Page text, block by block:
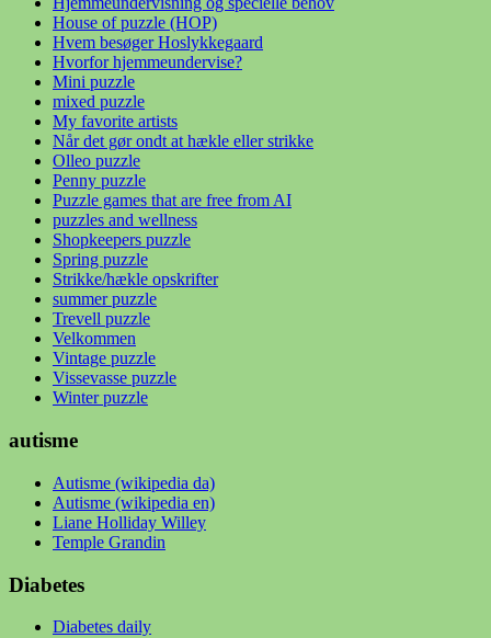
House of puzzle (HOP)
Hvem besøger Hoslykkegaard
Hvorfor hjemmeundervise?
Mini puzzle
mixed puzzle
My favorite artists
Når det gør ondt at hækle eller strikke
Olleo puzzle
Penny puzzle
Puzzle games that are free from AI
puzzles and wellness
Shopkeepers puzzle
Spring puzzle
Strikke/hækle opskrifter
summer puzzle
Trevell puzzle
Velkommen
Vintage puzzle
Vissevasse puzzle
Winter puzzle
autisme
Autisme (wikipedia da)
Autisme (wikipedia en)
Liane Holliday Willey
Temple Grandin
Diabetes
Diabetes daily